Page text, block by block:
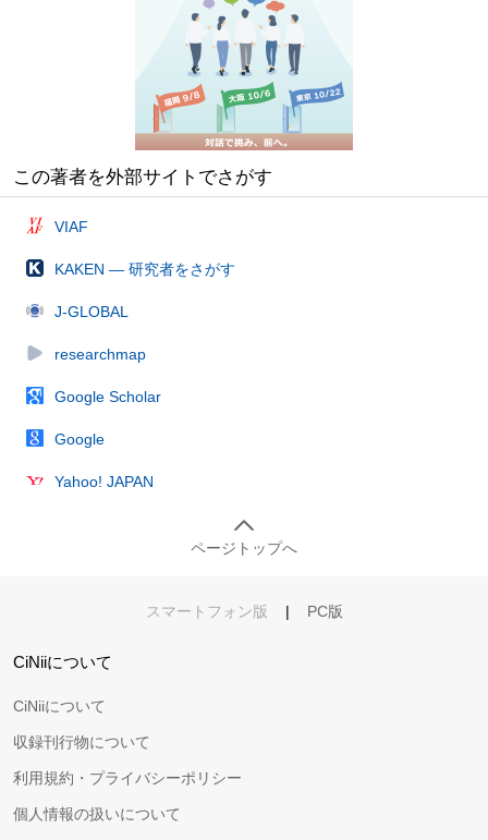
この著者を外部サイトでさがす
VIAF
KAKEN — 研究者をさがす
J-GLOBAL
researchmap
Google Scholar
Google
Yahoo! JAPAN
ページトップへ
スマートフォン版 | PC版
CiNiiについて
CiNiiについて
収録刊行物について
利用規約・プライバシーポリシー
個人情報の扱いについて